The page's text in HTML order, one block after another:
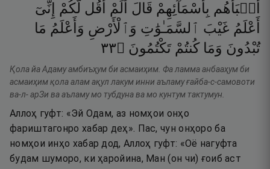
أَنۢبَأَهُم بِأَسْمَآئِهِمْ قَالَ أَلَمْ أَقُل لَّكُمْ إِنِّىٓ
أَعْلَمُ غَيْبَ ٱلسَّمَـٰوَٰتِ وَٱلْأَرْضِ وَأَعْلَمُ مَا
تُبْدُونَ وَمَا كُنتُمْ تَكْتُمُونَ ۝٣٣
Қола йа Адаму амбиъҳум би асмаиҳим. Фа ламма анбааҳум би
асмаиҳим қола алам ақул лакум инни аъламу ғайба-с-самовоти
ва-л- арЗи ва аъламу мо тубдуна ва мо кунтум тактумун.
Аллоҳ гуфт: «Эй Одам, аз номҳои онҳо
фариштагонро хабар деҳ». Пас, чун онҳоро ба
номҳои инҳо хабар дод, Аллоҳ гуфт: «Оё нагуфта
будам шуморо, ки ҳаройина, Ман (он чи) ғоиб аст